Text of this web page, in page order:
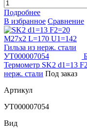
Подробнее
В избранное Сравнение
Термометр SK2 d1=13
нерж. стали Под заказ
Артикул
УТ000007054
Вид